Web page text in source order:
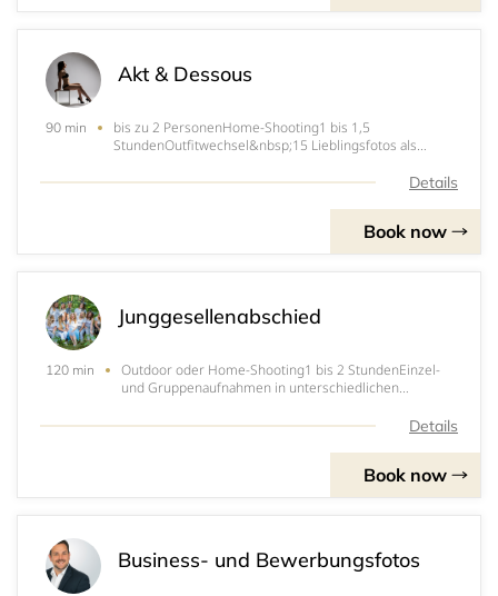
Akt & Dessous
90 min
bis zu 2 PersonenHome-Shooting1 bis 1,5
StundenOutfitwechsel&nbsp;15 Lieblingsfotos als
RetuscheZugang zu einer Online-Galerie für 14
Details
Book now
Junggesellenabschied
120 min
Outdoor oder Home-Shooting1 bis 2 StundenEinzel-
und Gruppenaufnahmen in unterschiedlichen
DownloadlinkShootingpreis pro Person:bis&nbsp;Details
Book now
Business- und Bewerbungsfotos